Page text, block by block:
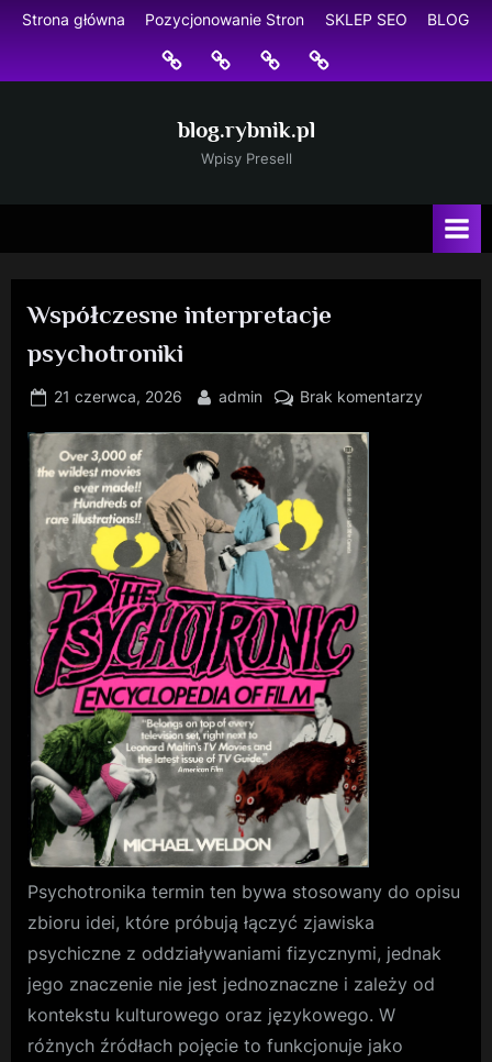
Skip
content
Strona główna Pozycjonowanie Stron SKLEP SEO BLOG
Strona
główna
Pozycjonowanie
Stron
SKLEP
SEO
BLOG
blog.rybnik.pl
Wpisy Presell
Współczesne interpretacje
psychotroniki
Posted
21 czerwca, 2026 By
admin Brak komentarzydo
Psychotronika termin ten bywa stosowany do opisu
zbioru idei, które próbują łączyć zjawiska
psychiczne z oddziaływaniami fizycznymi, jednak
jego znaczenie nie jest jednoznaczne i zależy od
kontekstu kulturowego oraz językowego. W
różnych źródłach pojęcie to funkcjonuje jako